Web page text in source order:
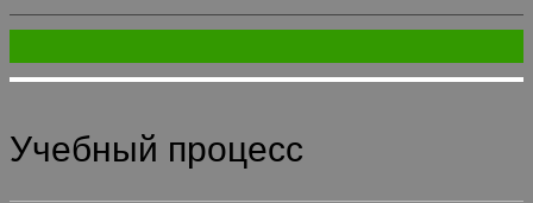
Учебный процесс